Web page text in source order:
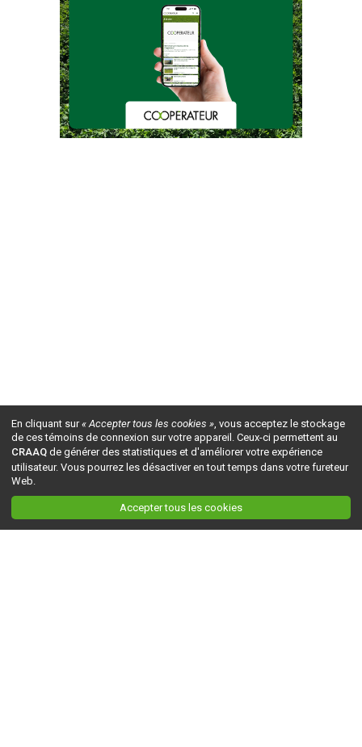
En cliquant sur« Accepter tous les cookies », vous acceptez le stockage
de ces témoins de connexion sur votre appareil. Ceux-ci permettent au
CRAAQ de générer des statistiques et d'améliorer votre expérience
utilisateur. Vous pourrez les désactiver en tout temps dans votre fureteur
Web.
Accepter tous les cookies